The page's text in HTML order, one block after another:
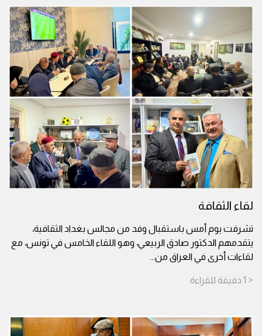
لقاء الثقافة
تشرفت يوم أمس باستقبال وفد من مجالس بغداد الثقافية،
يتقدمهم الدكتور صادق الربيعي، وهو اللقاء الخامس في تونس، مع
لقاءات أخرى في العراق من...
< 1 دقيقة للقراءة